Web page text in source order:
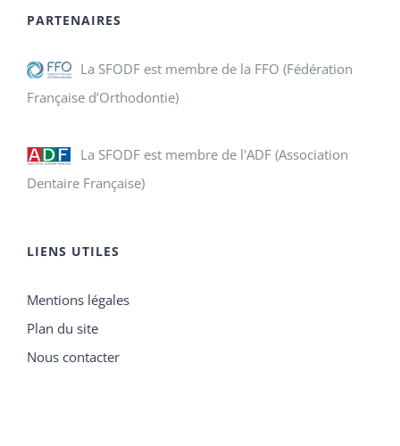
PARTENAIRES
La SFODF est membre de la FFO (Fédération
Française d’Orthodontie)
La SFODF est membre de l'ADF (Association
Dentaire Française)
LIENS UTILES
Mentions légales
Plan du site
Nous contacter